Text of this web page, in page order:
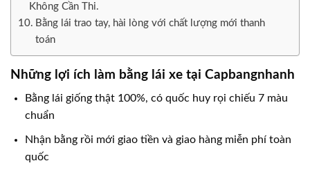
Không Cần Thi.
Bằng lái trao tay, hài lòng với chất lượng mới thanh
toán
Những lợi ích làm bằng lái xe tại Capbangnhanh
Bằng lái giống thật 100%, có quốc huy rọi chiếu 7 màu
chuẩn
Nhận bằng rồi mới giao tiền và giao hàng miễn phí toàn
quốc